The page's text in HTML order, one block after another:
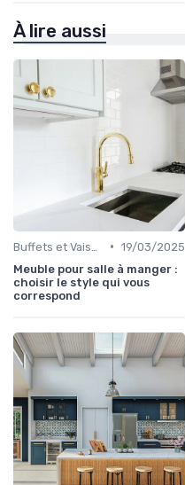
À lire aussi
• 19/03/2025
Meuble pour salle à manger :
choisir le style qui vous
correspond